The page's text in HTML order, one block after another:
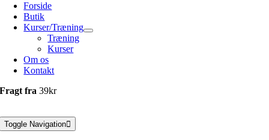
Forside
Butik
Kurser/Træning
Træning
Kurser
Om os
Kontakt
Fragt fra39kr
Toggle Navigation